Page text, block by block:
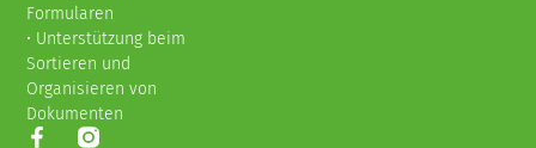
Formularen
• Unterstützung beim
Sortieren und
Organisieren von
Dokumenten